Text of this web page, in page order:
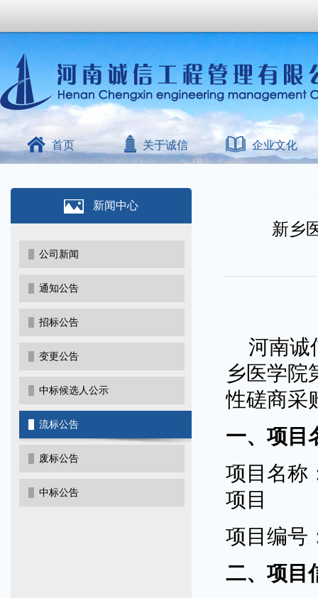
首页 关于诚信 企业文化
新闻中心
公司新闻
通知公告
招标公告
变更公告
中标候选人公示
流标公告
废标公告
中标公告
新乡
河南诚
乡医学院
性磋商采
一、项目
项目名称
项目
项目编号
二、项目